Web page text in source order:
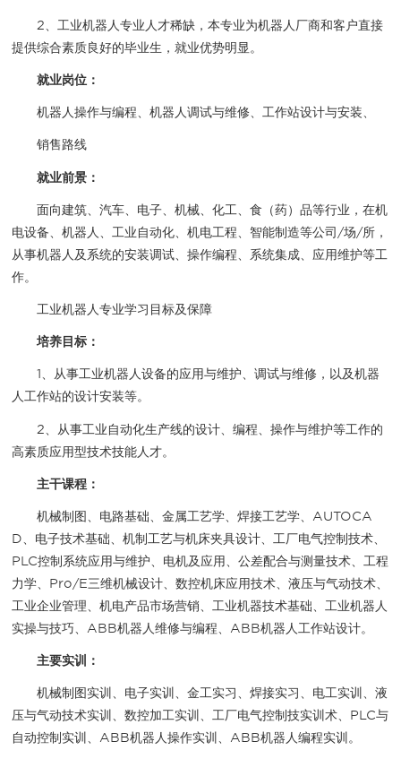
2、工业机器人专业人才稀缺，本专业为机器人厂商和客户直接
提供综合素质良好的毕业生，就业优势明显。
就业岗位：
机器人操作与编程、机器人调试与维修、工作站设计与安装、
销售路线
就业前景：
面向建筑、汽车、电子、机械、化工、食（药）品等行业，在机
电设备、机器人、工业自动化、机电工程、智能制造等公司/场/所，
从事机器人及系统的安装调试、操作编程、系统集成、应用维护等工
作。
工业机器人专业学习目标及保障
培养目标：
1、从事工业机器人设备的应用与维护、调试与维修，以及机器
人工作站的设计安装等。
2、从事工业自动化生产线的设计、编程、操作与维护等工作的
高素质应用型技术技能人才。
主干课程：
机械制图、电路基础、金属工艺学、焊接工艺学、AUTOCA
D、电子技术基础、机制工艺与机床夹具设计、工厂电气控制技术、
PLC控制系统应用与维护、电机及应用、公差配合与测量技术、工程
力学、Pro/E三维机械设计、数控机床应用技术、液压与气动技术、
工业企业管理、机电产品市场营销、工业机器技术基础、工业机器人
实操与技巧、ABB机器人维修与编程、ABB机器人工作站设计。
主要实训：
机械制图实训、电子实训、金工实习、焊接实习、电工实训、液
压与气动技术实训、数控加工实训、工厂电气控制技实训术、PLC与
自动控制实训、ABB机器人操作实训、ABB机器人编程实训。